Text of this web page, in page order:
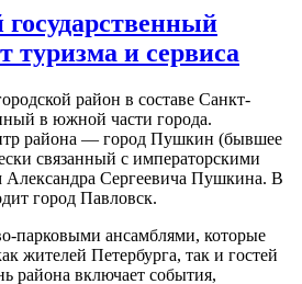
государственный
туризма и сервиса
район в составе Санкт-
в южной части города.
района — город Пушкин (бывшее
связанный с императорскими
Сергеевича Пушкина. В
город Павловск.
парковыми ансамблями, которые
жителей Петербурга, так и гостей
района включает события,